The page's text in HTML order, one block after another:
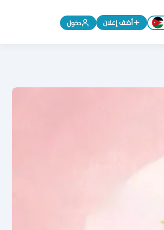
تغيير اللغة إلى الإنجليزية
أضف إعلان دخول